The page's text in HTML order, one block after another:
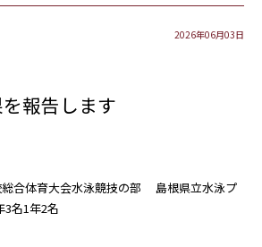
2026年06月03日
報告します
総合体育大会水泳競技の部 島根県立水泳プ
3名1年2名